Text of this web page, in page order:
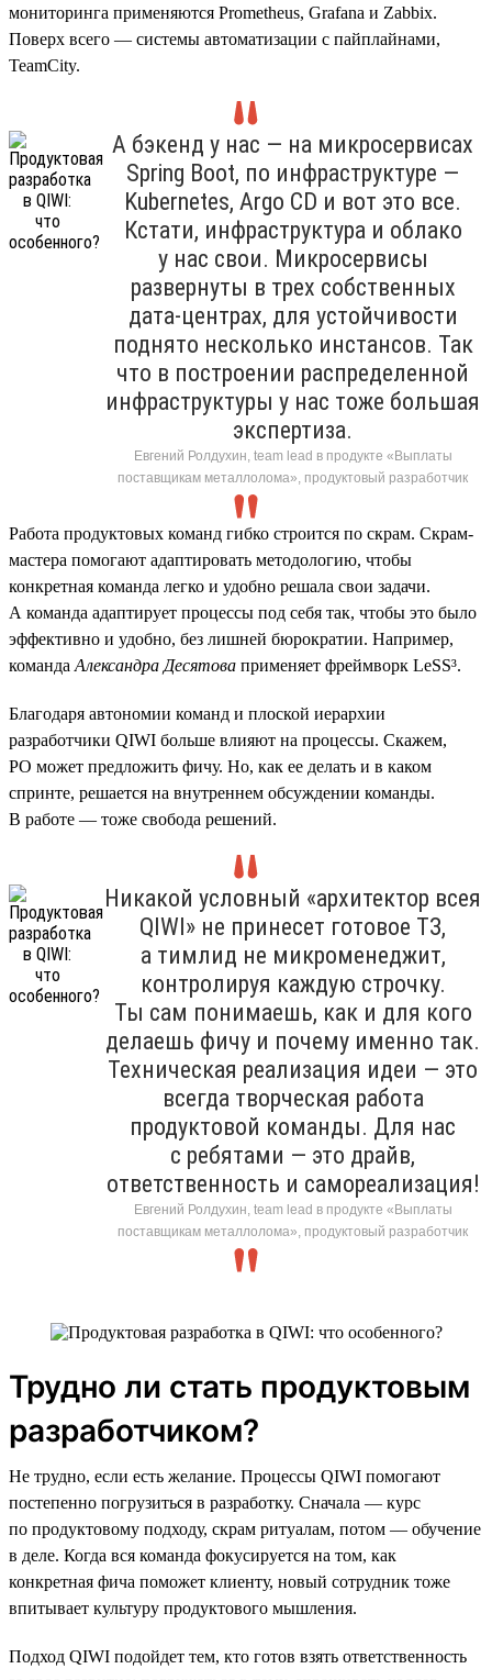
мониторинга применяются Prometheus, Grafana и Zabbix.
Поверх всего — системы автоматизации с пайплайнами,
TeamCity.
А бэкенд у нас — на микросервисах
Spring Boot, по инфраструктуре —
Kubernetes, Argo CD и вот это все.
Кстати, инфраструктура и облако
у нас свои. Микросервисы
развернуты в трех собственных
дата-центрах, для устойчивости
поднято несколько инстансов. Так
что в построении распределенной
инфраструктуры у нас тоже большая
экспертиза.
Евгений Ролдухин, team lead в продукте «Выплаты
поставщикам металлолома», продуктовый разработчик
Работа продуктовых команд гибко строится по скрам. Скрам-
мастера помогают адаптировать методологию, чтобы
конкретная команда легко и удобно решала свои задачи.
А команда адаптирует процессы под себя так, чтобы это было
эффективно и удобно, без лишней бюрократии. Например,
команда Александра Десятова применяет фреймворк LeSS³.
Благодаря автономии команд и плоской иерархии
разработчики QIWI больше влияют на процессы. Скажем,
PO может предложить фичу. Но, как ее делать и в каком
спринте, решается на внутреннем обсуждении команды.
В работе — тоже свобода решений.
Никакой условный «архитектор всея
QIWI» не принесет готовое ТЗ,
а тимлид не микроменеджит,
контролируя каждую строчку.
Ты сам понимаешь, как и для кого
делаешь фичу и почему именно так.
Техническая реализация идеи — это
всегда творческая работа
продуктовой команды. Для нас
с ребятами — это драйв,
ответственность и самореализация!
Евгений Ролдухин, team lead в продукте «Выплаты
поставщикам металлолома», продуктовый разработчик
Трудно ли стать продуктовым
разработчиком?
Не трудно, если есть желание. Процессы QIWI помогают
постепенно погрузиться в разработку. Сначала — курс
по продуктовому подходу, скрам ритуалам, потом — обучение
в деле. Когда вся команда фокусируется на том, как
конкретная фича поможет клиенту, новый сотрудник тоже
впитывает культуру продуктового мышления.
Подход QIWI подойдет тем, кто готов взять ответственность